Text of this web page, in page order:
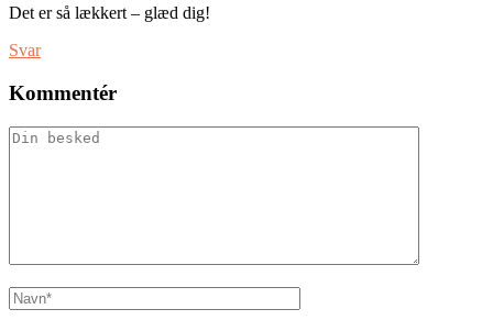
Det er så lækkert – glæd dig!
Svar
Kommentér